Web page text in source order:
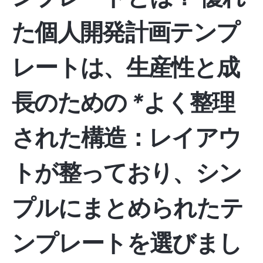
た個人開発計画テンプ
レートは、生産性と成
長のための *よく整理
された構造： レイアウ
トが整っており、シン
プルにまとめられたテ
ンプレートを選びまし